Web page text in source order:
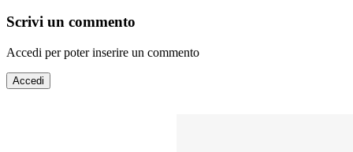
Scrivi un commento
Accedi per poter inserire un commento
Accedi